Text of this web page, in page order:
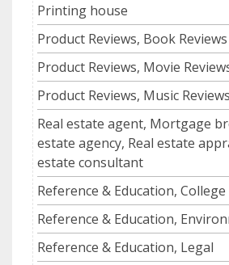
Printing house
Product Reviews, Book Reviews
Product Reviews, Movie
Product Reviews, Music Reviews
Real estate agent, Mortgage
estate agency, Real estate
estate consultant
Reference & Education, College
Reference & Education,
Reference & Education, Legal